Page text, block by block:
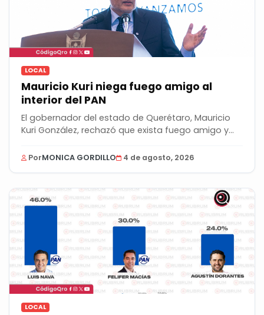
LOCAL
Mauricio Kuri niega fuego amigo al
interior del PAN
El gobernador del estado de Querétaro, Mauricio
Kuri González, rechazó que exista fuego amigo y...
PorMONICA GORDILLO 4 de agosto, 2026
LOCAL